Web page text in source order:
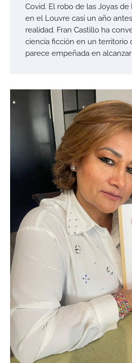
Covid. El robo de las Joyas de
en el Louvre casi un año
realidad. Fran Castillo ha
ciencia ficción en un territorio
parece empeñada en